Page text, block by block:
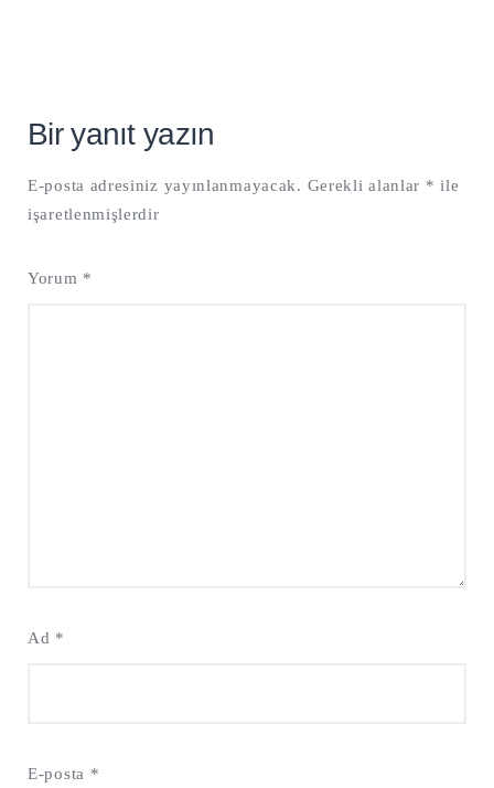
Bir yanıt yazın
E-posta adresiniz yayınlanmayacak. Gerekli alanlar * ile
işaretlenmişlerdir
Yorum *
Ad *
E-posta *